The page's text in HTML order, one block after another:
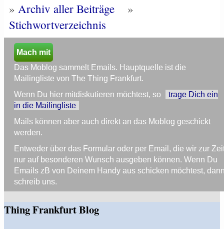
» Archiv aller Beiträge
»
Stichwortverzeichnis
Mach mit
Das Moblog sammelt Emails. Hauptquelle ist die
Mailingliste von The Thing Frankfurt.
Wenn Du hier mitdiskutieren möchtest, so
trage Dich ein
in die Mailingliste
Mails können aber auch direkt an das Moblog geschickt
werden.
Entweder über das Formular oder per Email, die wir zur
nur auf besonderen Wunsch ausgeben können. Wenn Du
Emails zB von Deinem Handy aus schicken möchtest,
schreib uns.
Thing Frankfurt Blog